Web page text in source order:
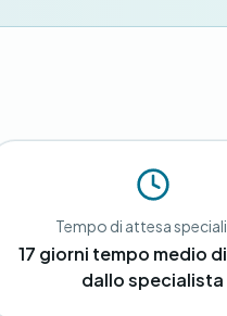
Tempo di attesa
17 giorni tempo medio
dallo specialista